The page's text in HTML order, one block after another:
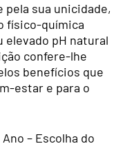
sua unicidade,
físico-química
elevado pH natural
confere-lhe
benefícios que
estar e para o
– Escolha do